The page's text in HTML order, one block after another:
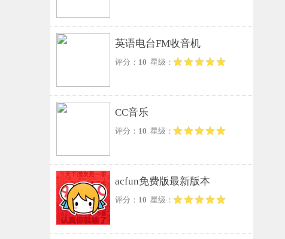
英语电台FM收音机
评分： 10 星级：
CC音乐
评分： 10 星级：
acfun免费版最新版本
评分： 10 星级：